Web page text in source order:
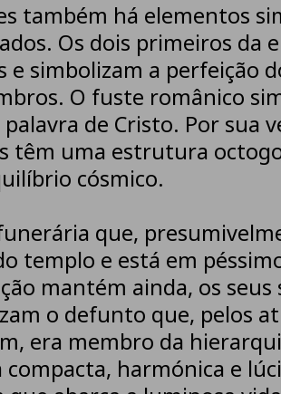
também há elementos
Os dois primeiros da
e simbolizam a perfeição
O fuste românico
de Cristo. Por sua
têm uma estrutura
cósmico.
que,
templo e está em
mantém ainda, os seus
o defunto que, pelos
era membro da
harmónica e